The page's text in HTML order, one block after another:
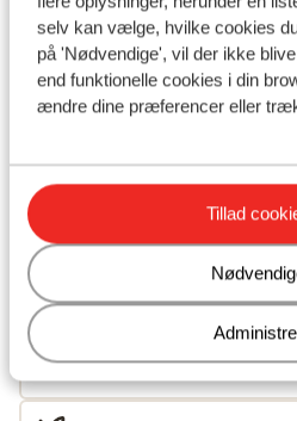
selv kan vælge, hvilke cookies
på 'Nødvendige', vil der ikke
end funktionelle cookies i din
ændre dine præferencer eller
Tillad
forevisning af billet)
Afstand til skilift Bergkastel
kilometer
Afstand til nærmeste
Liftkort/skileje/
Undervisning